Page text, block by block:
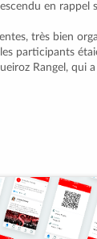
en rappel
très bien
participants
Rangel, qui a